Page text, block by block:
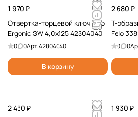
1 970 ₽
Отвертка-торцевой ключ Felo
Ergonic SW 4,0x125 42804040
0 0Арт.42804040
В корзину
2 680 ₽
Т-
Felo
0 0
2 430 ₽
1 930 ₽